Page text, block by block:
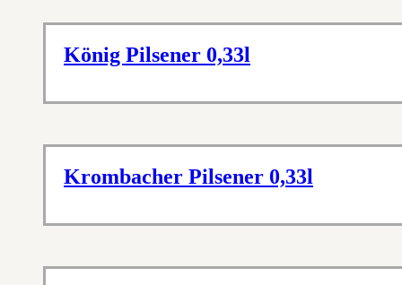
König Pilsener 0,33l
Krombacher Pilsener 0,33l